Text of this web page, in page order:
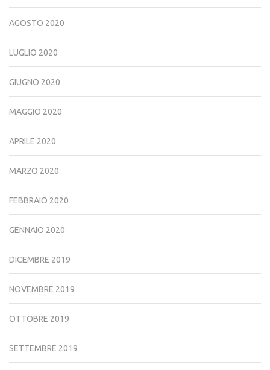
AGOSTO 2020
LUGLIO 2020
GIUGNO 2020
MAGGIO 2020
APRILE 2020
MARZO 2020
FEBBRAIO 2020
GENNAIO 2020
DICEMBRE 2019
NOVEMBRE 2019
OTTOBRE 2019
SETTEMBRE 2019